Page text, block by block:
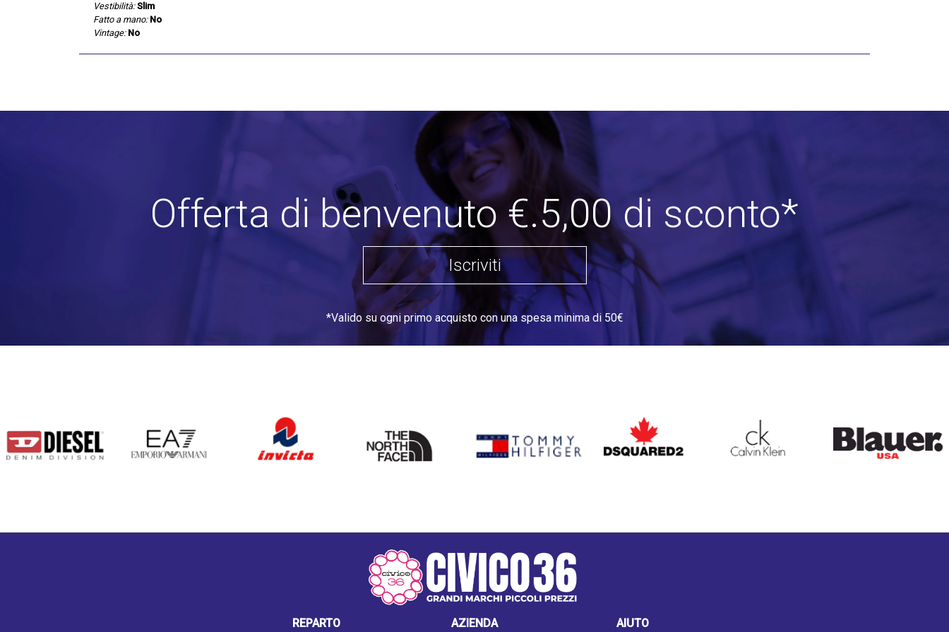
Vestibilità: Slim
Fatto a mano: No
Vintage: No
Offerta di benvenuto €.5,00 di sconto*
Iscriviti
*Valido su ogni primo acquisto con una spesa minima di 50€
INVICTA
NORTH
FACE
DSQUARED2 CALVIN KLEIN
REPARTO AZIENDA AIUTO